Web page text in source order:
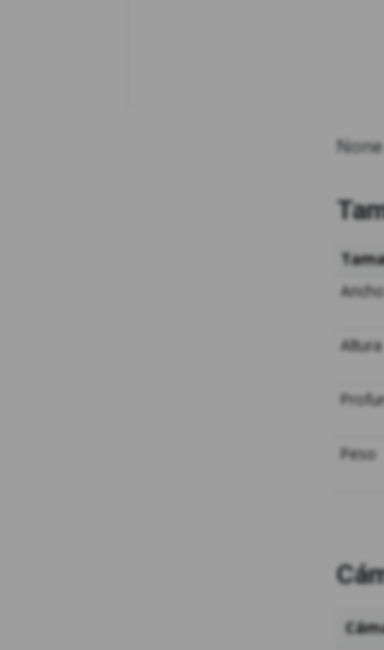
None
Ancho
Altura
Peso